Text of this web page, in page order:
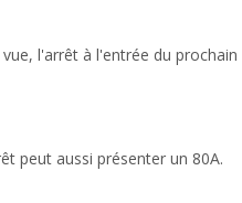
l'arrêt à l'entrée du
peut aussi présenter un 80A.